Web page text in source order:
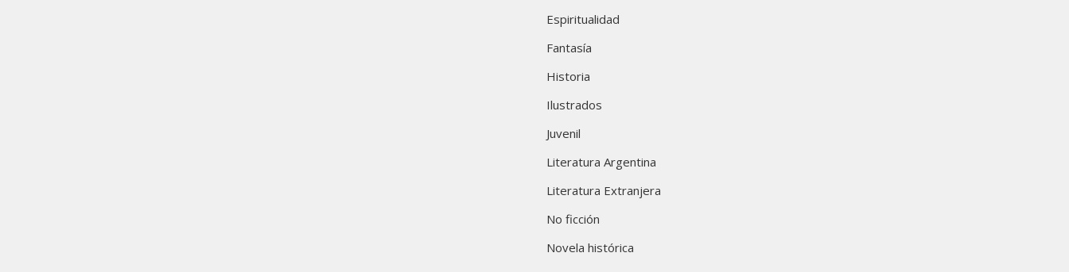
Espiritualidad
Fantasía
Historia
Ilustrados
Juvenil
Literatura Argentina
Literatura Extranjera
No ficción
Novela histórica